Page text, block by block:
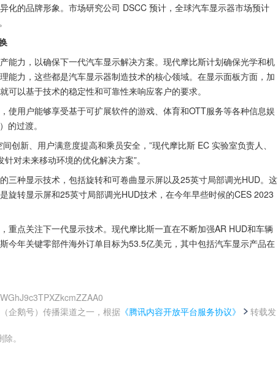
化的品牌形象。市场研究公司 DSCC 预计，全球汽车显示器市场预计
能力，以确保下一代汽车显示解决方案。现代摩比斯计划确保光学和机
能力，这些都是汽车显示器制造技术的核心领域。在显示面板方面，加
以基于技术的稳定性和可靠性来响应客户的要求。
使用户能够享受基于可扩展软件的游戏、体育和OTT服务等各种信息娱
的过渡。
创新、用户满意度提高和乘员安全，”现代摩比斯 EC 实验室负责人、
对未来移动环境的优化解决方案”。
三种显示技术，包括旋转和可卷曲显示屏以及25英寸局部调光HUD。这
旋转显示屏和25英寸局部调光HUD技术，在今年早些时候的CES 2023
重点关注下一代显示技术。现代摩比斯一直在不断加强AR HUD和车辆
今年关键零部件海外订单目标为53.5亿美元，其中包括汽车显示产品在
企鹅号）传播渠道之一，根据 《腾讯内容开放平台服务协议》
转载发
。